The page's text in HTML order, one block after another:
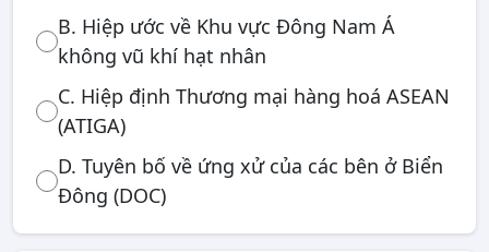
B. Hiệp ước về Khu vực Đông Nam Á
không vũ khí hạt nhân
C. Hiệp định Thương mại hàng hoá ASEAN
(ATIGA)
D. Tuyên bố về ứng xử của các bên ở Biển
Đông (DOC)